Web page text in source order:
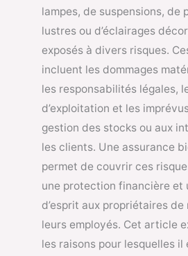
lampes, de suspensions, de
lustres ou d’éclairages
exposés à divers risques.
incluent les dommages
les responsabilités légales,
d’exploitation et les
gestion des stocks ou aux
les clients. Une assurance
permet de couvrir ces
une protection financière et
d’esprit aux propriétaires de
leurs employés. Cet article
les raisons pour lesquelles